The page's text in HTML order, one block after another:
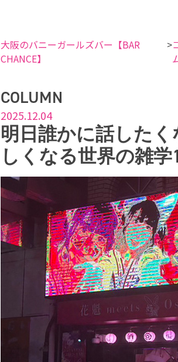
大阪のバニーガールズバー【BAR
CHANCE】
COLUMN
2025.12.04
明日誰かに話した
しくなる世界の雑学